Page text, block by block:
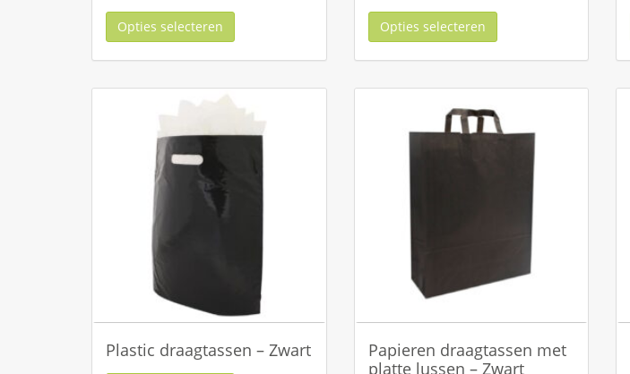
Opties selecteren Opties selecteren
Plastic draagtassen – Zwart
Papieren draagtassen met
platte lussen – Zwart